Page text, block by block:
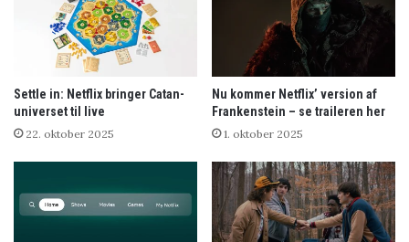
Settle in: Netflix bringer Catan-
universet til live
22. oktober 2025
Nu kommer Netflix’ version af
Frankenstein – se traileren her
1. oktober 2025